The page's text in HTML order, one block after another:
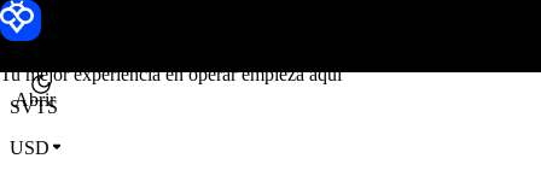
Tu mejor experiencia en operar empieza aquí
Abrir
Precio de SYNCVAULT
SVTS
USD